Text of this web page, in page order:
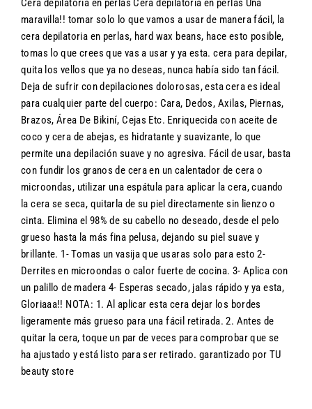
Cera depilatoria en perlas Cera depilatoria en perlas Una
maravilla!! tomar solo lo que vamos a usar de manera fácil, la
cera depilatoria en perlas, hard wax beans, hace esto posible,
tomas lo que crees que vas a usar y ya esta. cera para depilar,
quita los vellos que ya no deseas, nunca había sido tan fácil.
Deja de sufrir con depilaciones dolorosas, esta cera es ideal
para cualquier parte del cuerpo: Cara, Dedos, Axilas, Piernas,
Brazos, Área De Bikiní, Cejas Etc. Enriquecida con aceite de
coco y cera de abejas, es hidratante y suavizante, lo que
permite una depilación suave y no agresiva. Fácil de usar, basta
con fundir los granos de cera en un calentador de cera o
microondas, utilizar una espátula para aplicar la cera, cuando
la cera se seca, quitarla de su piel directamente sin lienzo o
cinta. Elimina el 98% de su cabello no deseado, desde el pelo
grueso hasta la más fina pelusa, dejando su piel suave y
brillante. 1- Tomas un vasija que usaras solo para esto 2-
Derrites en microondas o calor fuerte de cocina. 3- Aplica con
un palillo de madera 4- Esperas secado, jalas rápido y ya esta,
Gloriaaa!! NOTA: 1. Al aplicar esta cera dejar los bordes
ligeramente más grueso para una fácil retirada. 2. Antes de
quitar la cera, toque un par de veces para comprobar que se
ha ajustado y está listo para ser retirado. garantizado por TU
beauty store